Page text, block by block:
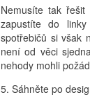
Nemusíte tak
zapustíte do
spotřebičů si však
není od věci
nehody mohli
5. Sáhněte po